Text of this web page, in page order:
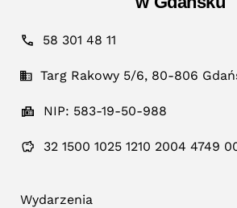
58 301 48 11
Targ Rakowy 5/6, 80-806
NIP: 583-19-50-988
32 1500 1025 1210 2004 4749
Wydarzenia